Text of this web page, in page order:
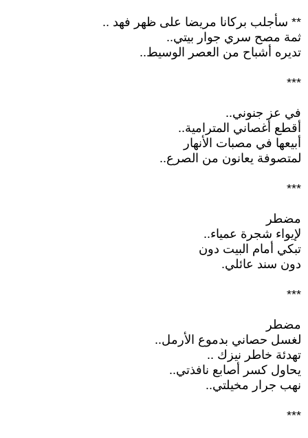
** سأجلب بركانا مريضا على ظهر فهد ..
ثمة مصح سري جوار بيتي..
تديره أشباح من العصر الوسيط..
***
في عز جنوني..
أقطع أغصاني المترامية..
أبيعها في مصبات الأنهار
لمتصوفة يعانون من الصرع..
***
مضطر
لإيواء شجرة عمياء..
تبكي أمام البيت دون
دون سند عائلي.
***
مضطر
لغسل حصاني بدموع الأرمل..
تهدئة خاطر نيزك ..
يحاول كسر أصابع نافذتي..
نهب جرار مخيلتي..
***